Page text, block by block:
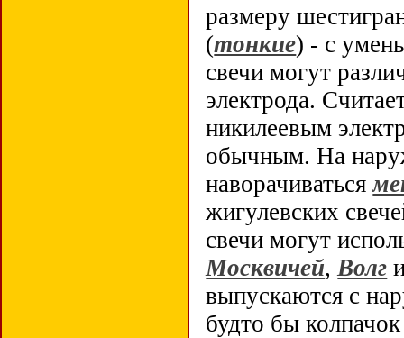
размеру
(тонкие) - с
свечи могут
электрода.
никилеевым
обычным. На
наворачиваться
жигулевских
свечи могут
Москвичей,Волг
выпускаются с
будто бы